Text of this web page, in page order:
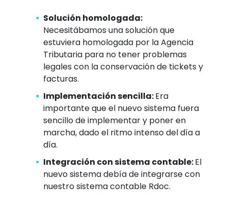
Solución homologada:
Necesitábamos una solución que
estuviera homologada por la Agencia
Tributaria para no tener problemas
legales con la conservación de tickets y
facturas.
Implementación sencilla:Era
importante que el nuevo sistema fuera
sencillo de implementar y poner en
marcha, dado el ritmo intenso del día a
día.
Integración con sistema contable:El
nuevo sistema debía de integrarse con
nuestro sistema contable Rdoc.